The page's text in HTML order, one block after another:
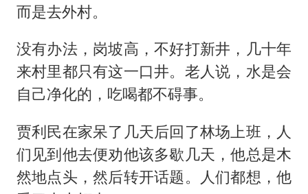
而是去外村。
没有办法，岗坡高，不好打新井，几十年
来村里都只有这一口井。老人说，水是会
自己净化的，吃喝都不碍事。
贾利民在家呆了几天后回了林场上班，人
们见到他去便劝他该多歇几天，他总是木
然地点头，然后转开话题。人们都想，他